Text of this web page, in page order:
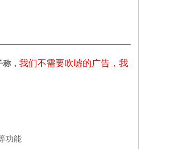
， 我们不需要吹嘘的广告，我
功能